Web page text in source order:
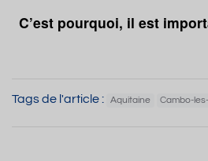
C’est pourquoi, il est
Tags de l'article : Aquitaine Cambo-